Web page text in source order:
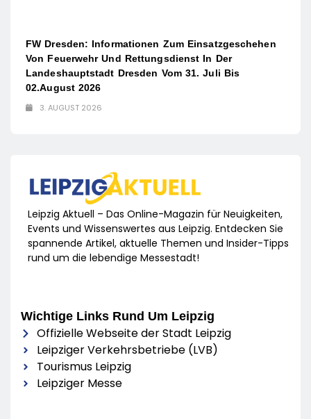
FW Dresden: Informationen Zum Einsatzgeschehen
Von Feuerwehr Und Rettungsdienst In Der
Landeshauptstadt Dresden Vom 31. Juli Bis
02.August 2026
3. AUGUST 2026
Leipzig Aktuell – Das Online-Magazin für Neuigkeiten,
Events und Wissenswertes aus Leipzig. Entdecken Sie
spannende Artikel, aktuelle Themen und Insider-Tipps
rund um die lebendige Messestadt!
Wichtige Links Rund Um Leipzig
Offizielle Webseite der Stadt Leipzig
Leipziger Verkehrsbetriebe (LVB)
Tourismus Leipzig
Leipziger Messe